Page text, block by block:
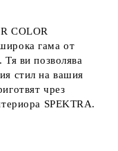
COLOR
гама от
ви позволява
стил на вашия
чрез
SPEKTRA.